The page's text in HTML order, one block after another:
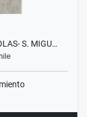
S. MIGU…